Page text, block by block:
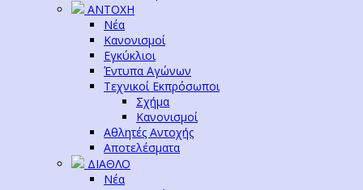
ΑΝΤΟΧΗ
Νέα
Κανονισμοί
Εγκύκλιοι
Έντυπα Αγώνων
Τεχνικοί Εκπρόσωποι
Σχήμα
Κανονισμοί
Αθλητές Αντοχής
Αποτελέσματα
ΔΙΑΘΛΟ
Νέα